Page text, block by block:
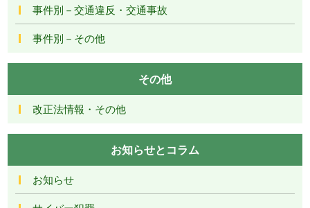
事件別－交通違反・交通事故
事件別－その他
その他
改正法情報・その他
お知らせとコラム
お知らせ